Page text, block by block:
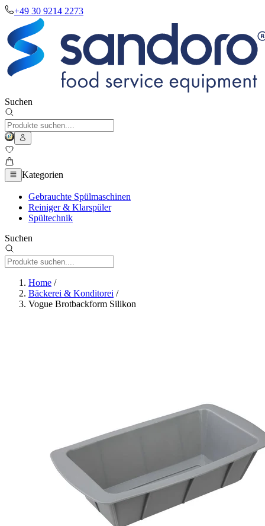
+49 30 9214 2273
Suchen
Kategorien
Gebrauchte Spülmaschinen
Reiniger & Klarspüler
Spültechnik
Suchen
Home /
Bäckerei & Konditorei /
Vogue Brotbackform Silikon